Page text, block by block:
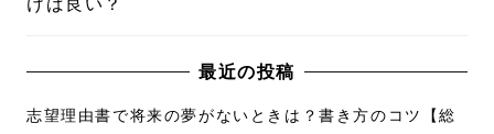
最近の投稿
志望理由書で将来の夢がないときは？書き方のコツ【総